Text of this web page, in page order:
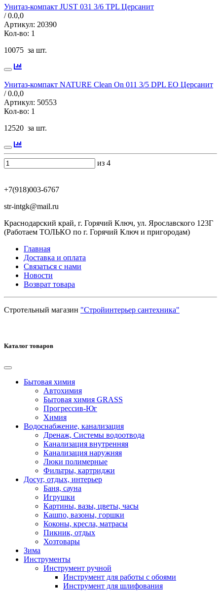
Унитаз-компакт JUST 031 3/6 TPL Церсанит
/ 0.0,0
Артикул: 20390
Кол-во: 1
10075 за шт.
Унитаз-компакт NATURE Clean On 011 3/5 DPL EO Церсанит
/ 0.0,0
Артикул: 50553
Кол-во: 1
12520 за шт.
из 4
+7(918)003-6767
str-intgk@mail.ru
Краснодарский край, г. Горячий Ключ, ул. Ярославского 123Г
(Работаем ТОЛЬКО по г. Горячий Ключ и пригородам)
Главная
Доставка и оплата
Связаться с нами
Новости
Возврат товара
Стротельный магазин "Стройинтерьер сантехника"
Каталог товаров
Бытовая химия
Автохимия
Бытовая химия GRASS
Прогрессив-Юг
Химия
Водоснабжение, канализация
Дренаж, Системы водоотвода
Канализация внутренняя
Канализация наружняя
Люки полимерные
Фильтры, картриджи
Досуг, отдых, интерьер
Баня, сауна
Игрушки
Картины, вазы, цветы, часы
Кашпо, вазоны, горшки
Коконы, кресла, матрасы
Пикник, отдых
Хозтовары
Зима
Инструменты
Инструмент ручной
Инструмент для работы с обоями
Инструмент для шлифования